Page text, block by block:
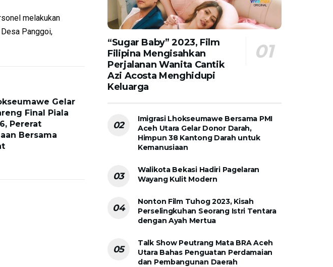
melakukan
Panggoi,
Gelar
Final Piala
Pererat
Bersama
“Sugar Baby” 2023, Film
Filipina Mengisahkan
Perjalanan Wanita Cantik
Azi Acosta Menghidupi
Keluarga
Imigrasi Lhokseumawe Bersama PMI
Aceh Utara Gelar Donor Darah,
Himpun 38 Kantong Darah untuk
Kemanusiaan
Walikota Bekasi Hadiri Pagelaran
Wayang Kulit Modern
Nonton Film Tuhog 2023, Kisah
Perselingkuhan Seorang Istri Tentara
dengan Ayah Mertua
Talk Show Peutrang Mata BRA Aceh
Utara Bahas Penguatan Perdamaian
dan Pembangunan Daerah